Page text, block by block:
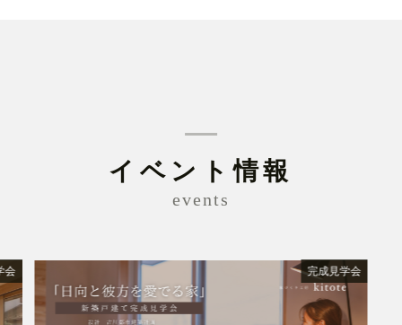
イベント情報
events
会 完成見学会